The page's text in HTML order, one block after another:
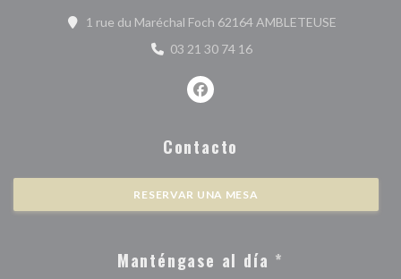
1 rue du Maréchal Foch 62164 AMBLETEUSE((abre en
03 21 30 74 16
Facebook ((abre en una nueva
Contacto
RESERVAR UNA MESA
Manténgase al día *